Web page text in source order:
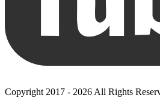
Copyright 2017 - 2026 All Rights